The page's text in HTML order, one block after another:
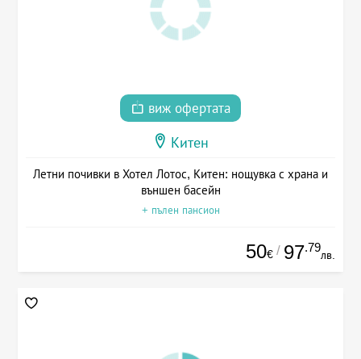
виж офертата
Китен
Летни почивки в Хотел Лотос, Китен: нощувка с храна и
външен басейн
+ пълен пансион
50€ / 97.79
лв.